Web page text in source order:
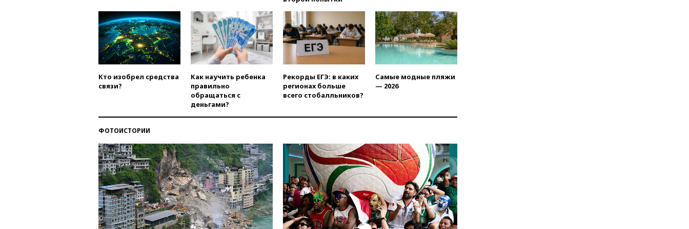
вчера, 22:20Путин назвал 76-ю
гвардейскую десантно-
штурмовую дивизию
легендарной
вчера, 22:15Путин заслушал
добропольском направлении
вчера, 21:58
РФ американский Human
отменяет часть рейсов в Сочи
и Геленджик
вчера, 21:25Руслан Терновой
выиграл золото чемпионата
Европы в прыжках с 10-
метровой вышки
вчера, 21:10 РФ не получала
обращений о прекращении
Кто изобрел средства
связи?
Как научить ребенка
правильно
обращаться с
деньгами?
Рекорды ЕГЭ: в каких
регионах больше
всего стобалльников?
Самые модные пляжи
— 2026
ФОТОИСТОРИИ